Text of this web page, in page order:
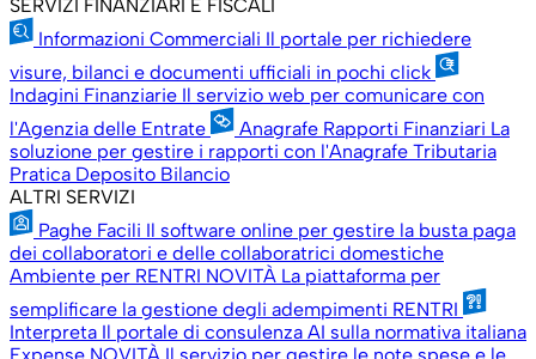
SERVIZI FINANZIARI E FISCALI
Informazioni Commerciali Il portale per richiedere
visure, bilanci e documenti ufficiali in pochi click
Indagini Finanziarie Il servizio web per comunicare con
l'Agenzia delle Entrate
Anagrafe Rapporti Finanziari La
soluzione per gestire i rapporti con l'Anagrafe Tributaria
Pratica Deposito Bilancio
ALTRI SERVIZI
Paghe Facili Il software online per gestire la busta paga
dei collaboratori e delle collaboratrici domestiche
Ambiente per RENTRI NOVITÀ La piattaforma per
semplificare la gestione degli adempimenti RENTRI
Interpreta Il portale di consulenza AI sulla normativa italiana